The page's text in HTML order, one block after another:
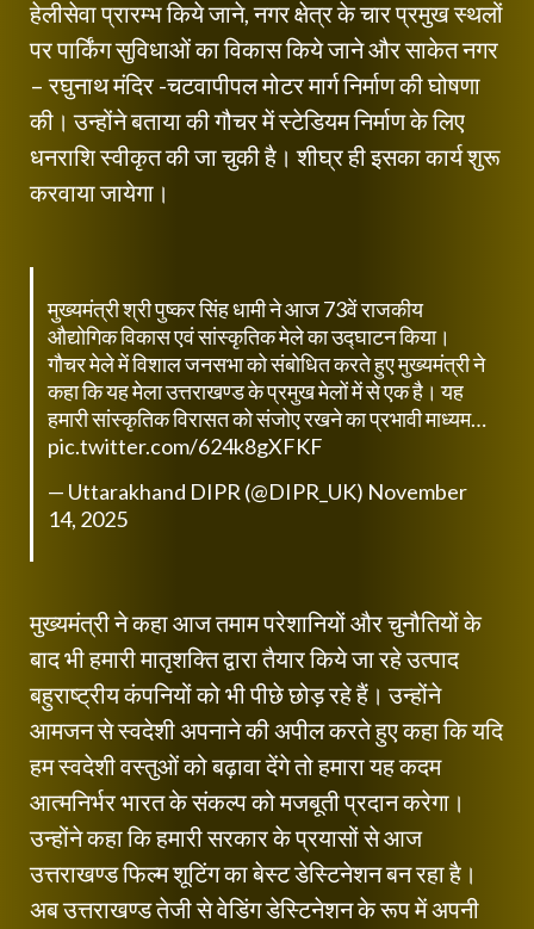
हेलीसेवा प्रारम्भ किये जाने, नगर क्षेत्र के चार प्रमुख स्थलों
पर पार्किंग सुविधाओं का विकास किये जाने और साकेत नगर
– रघुनाथ मंदिर -चटवापीपल मोटर मार्ग निर्माण की घोषणा
की। उन्होंने बताया की गौचर में स्टेडियम निर्माण के लिए
धनराशि स्वीकृत की जा चुकी है। शीघ्र ही इसका कार्य शुरू
करवाया जायेगा।
मुख्यमंत्री श्री पुष्कर सिंह धामी ने आज 73वें राजकीय
औद्योगिक विकास एवं सांस्कृतिक मेले का उद्घाटन किया।
गौचर मेले में विशाल जनसभा को संबोधित करते हुए मुख्यमंत्री ने
कहा कि यह मेला उत्तराखण्ड के प्रमुख मेलों में से एक है। यह
हमारी सांस्कृतिक विरासत को संजोए रखने का प्रभावी माध्यम…
pic.twitter.com/624k8gXFKF
— Uttarakhand DIPR (@DIPR_UK) November
14, 2025
मुख्यमंत्री ने कहा आज तमाम परेशानियों और चुनौतियों के
बाद भी हमारी मातृशक्ति द्वारा तैयार किये जा रहे उत्पाद
बहुराष्ट्रीय कंपनियों को भी पीछे छोड़ रहे हैं। उन्होंने
आमजन से स्वदेशी अपनाने की अपील करते हुए कहा कि यदि
हम स्वदेशी वस्तुओं को बढ़ावा देंगे तो हमारा यह कदम
आत्मनिर्भर भारत के संकल्प को मजबूती प्रदान करेगा।
उन्होंने कहा कि हमारी सरकार के प्रयासों से आज
उत्तराखण्ड फिल्म शूटिंग का बेस्ट डेस्टिनेशन बन रहा है।
अब उत्तराखण्ड तेजी से वेडिंग डेस्टिनेशन के रूप में अपनी